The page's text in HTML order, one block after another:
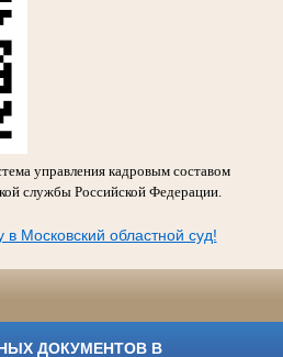
управления кадровым составом
службы Российской Федерации.
Московский областной суд!
ДОКУМЕНТОВ В